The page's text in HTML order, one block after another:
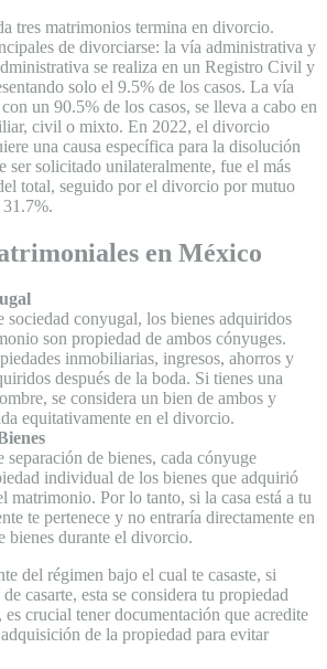
tres matrimonios termina en divorcio.
de divorciarse: la vía administrativa y
se realiza en un Registro Civil y
solo el 9.5% de los casos. La vía
un 90.5% de los casos, se lleva a cabo en
civil o mixto. En 2022, el divorcio
una causa específica para la disolución
ser solicitado unilateralmente, fue el más
total, seguido por el divorcio por mutuo
en México
sociedad conyugal, los bienes adquiridos
son propiedad de ambos cónyuges.
inmobiliarias, ingresos, ahorros y
después de la boda. Si tienes una
se considera un bien de ambos y
equitativamente en el divorcio.
separación de bienes, cada cónyuge
individual de los bienes que adquirió
matrimonio. Por lo tanto, si la casa está a tu
te pertenece y no entraría directamente en
bienes durante el divorcio.
del régimen bajo el cual te casaste, si
casarte, esta se considera tu propiedad
crucial tener documentación que acredite
de la propiedad para evitar